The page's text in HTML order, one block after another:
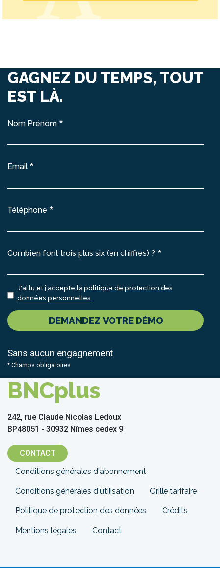
GAGNEZ DU TEMPS, TOUT
EST LÀ.
Nom Prénom
Email
Téléphone
Combien font trois plus six (en chiffres) ?
J'ai lu et j'accepte la politique de protection des
données personnelles
DEMANDEZ VOTRE DÉMO
Sans aucun engagnement
* Champs obligatoires
BNCplus
242, rue Claude Nicolas Ledoux
BP48051 - 30932 Nîmes cedex 9
CONTACT
Menu
Pied
de
page
Conditions générales d'abonnement
Conditions générales d'utilisation Grille tarifaire
Politique de protection des données Crédits
Mentions légales Contact